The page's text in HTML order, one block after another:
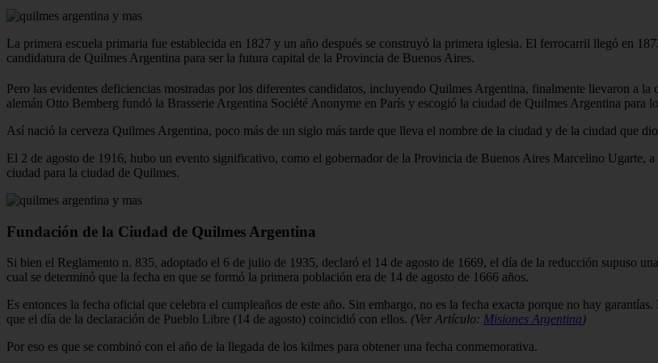
La primera escuela primaria fue establecida en 1827 y un año después se construyó la primera iglesia. El ferrocarril llegó en
candidatura de Quilmes Argentina para ser la futura capital de la Provincia de Buenos Aires.
Pero las evidentes deficiencias mostradas por los diferentes candidatos, incluyendo Quilmes Argentina, finalmente llevaron a
alemán Otto Bemberg fundó la Brasserie Argentina Société Anonyme en París y escogió la ciudad de Quilmes Argentina para
Así nació la cerveza Quilmes Argentina, poco más de un siglo más tarde que lleva el nombre de la ciudad y de la ciudad que
El 2 de agosto de 1916, hubo un evento significativo, como el gobernador de la Provincia de Buenos Aires Marcelino Ugarte,
ciudad para la ciudad de Quilmes.
Fundación de la Ciudad de Quilmes Argentina
Si bien el Reglamento n. 835, adoptado el 6 de julio de 1935, declaró el 14 de agosto de 1669, el día de la reducción supuso
cual se determinó que la fecha en que se formó la primera población era de 14 de agosto de 1666 años.
Es entonces la fecha oficial que celebra el cumpleaños de este año. Sin embargo, no es la fecha exacta porque no hay
que el día de la declaración de Pueblo Libre (14 de agosto) coincidió con ellos. (Ver Artículo: Misiones Argentina)
Por eso es que se combinó con el año de la llegada de los kilmes para obtener una fecha conmemorativa.